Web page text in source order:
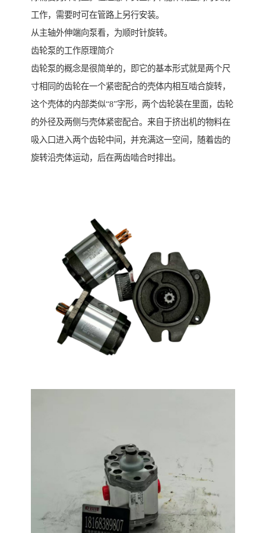
工作，需要时可在管路上另行安装。
从主轴外伸端向泵看，为顺时针旋转。
齿轮泵的工作原理简介
齿轮泵的概念是很简单的，即它的基本形式就是两个尺
寸相同的齿轮在一个紧密配合的壳体内相互啮合旋转，
这个壳体的内部类似“8”字形，两个齿轮装在里面，齿轮
的外径及两侧与壳体紧密配合。来自于挤出机的物料在
吸入口进入两个齿轮中间，并充满这一空间，随着齿的
旋转沿壳体运动，后在两齿啮合时排出。